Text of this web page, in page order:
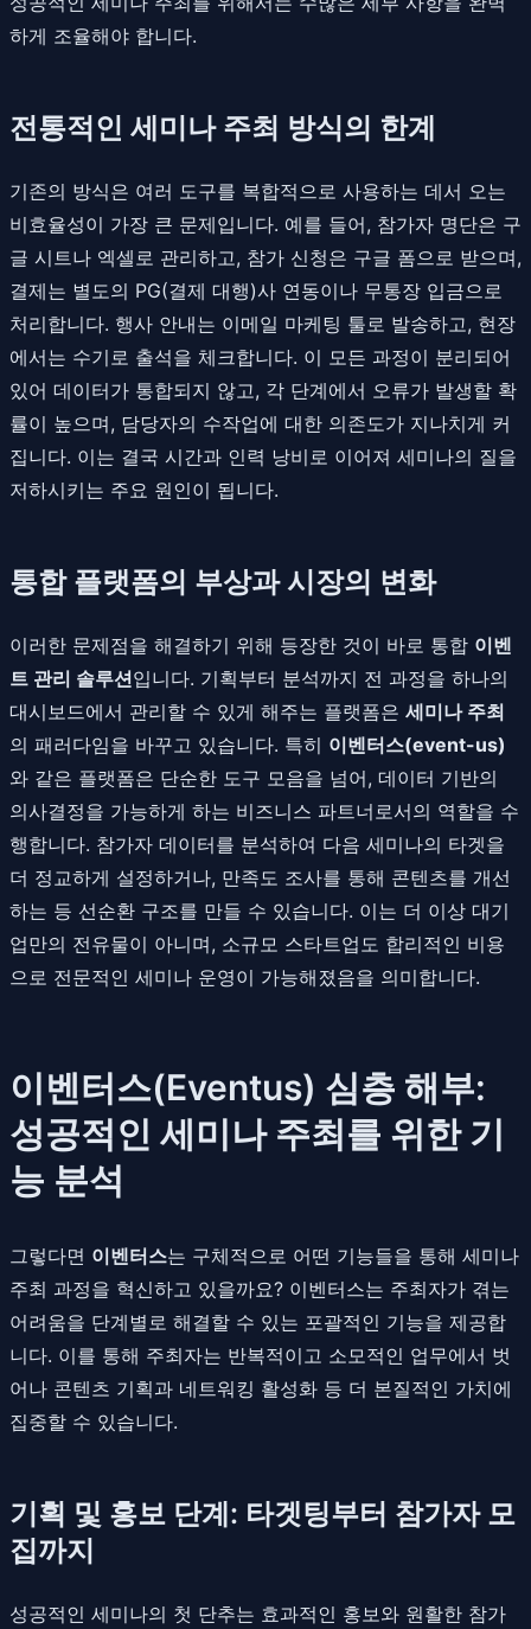
하게 조율해야 합니다.
전통적인 세미나 주최 방식의 한계
기존의 방식은 여러 도구를 복합적으로 사용하는 데서 오는
비효율성이 가장 큰 문제입니다. 예를 들어, 참가자 명단은 구
글 시트나 엑셀로 관리하고, 참가 신청은 구글 폼으로 받으며,
결제는 별도의 PG(결제 대행)사 연동이나 무통장 입금으로
처리합니다. 행사 안내는 이메일 마케팅 툴로 발송하고, 현장
에서는 수기로 출석을 체크합니다. 이 모든 과정이 분리되어
있어 데이터가 통합되지 않고, 각 단계에서 오류가 발생할 확
률이 높으며, 담당자의 수작업에 대한 의존도가 지나치게 커
집니다. 이는 결국 시간과 인력 낭비로 이어져 세미나의 질을
저하시키는 주요 원인이 됩니다.
통합 플랫폼의 부상과 시장의 변화
이러한 문제점을 해결하기 위해 등장한 것이 바로 통합 이벤
트 관리 솔루션입니다. 기획부터 분석까지 전 과정을 하나의
대시보드에서 관리할 수 있게 해주는 플랫폼은 세미나 주최
의 패러다임을 바꾸고 있습니다. 특히 이벤터스(event-us)
와 같은 플랫폼은 단순한 도구 모음을 넘어, 데이터 기반의
의사결정을 가능하게 하는 비즈니스 파트너로서의 역할을 수
행합니다. 참가자 데이터를 분석하여 다음 세미나의 타겟을
더 정교하게 설정하거나, 만족도 조사를 통해 콘텐츠를 개선
하는 등 선순환 구조를 만들 수 있습니다. 이는 더 이상 대기
업만의 전유물이 아니며, 소규모 스타트업도 합리적인 비용
으로 전문적인 세미나 운영이 가능해졌음을 의미합니다.
이벤터스(Eventus) 심층 해부:
성공적인 세미나 주최를 위한 기
능 분석
그렇다면 이벤터스는 구체적으로 어떤 기능들을 통해 세미나
주최 과정을 혁신하고 있을까요? 이벤터스는 주최자가 겪는
어려움을 단계별로 해결할 수 있는 포괄적인 기능을 제공합
니다. 이를 통해 주최자는 반복적이고 소모적인 업무에서 벗
어나 콘텐츠 기획과 네트워킹 활성화 등 더 본질적인 가치에
집중할 수 있습니다.
기획 및 홍보 단계: 타겟팅부터 참가자 모
집까지
성공적인 세미나의 첫 단추는 효과적인 홍보와 원활한 참가